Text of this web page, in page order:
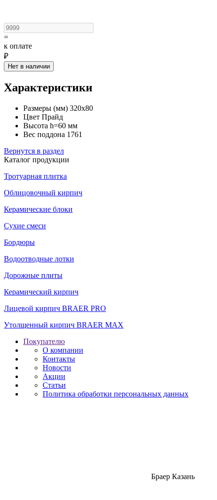
=
к оплате
₽
Нет в наличии
Характеристики
Размеры (мм) 320х80
Цвет Прайд
Высота h=60 мм
Вес поддона 1761
Вернутся в раздел
Каталог продукции
Тротуарная плитка
Облицовочный кирпич
Керамические блоки
Сухие смеси
Бордюры
Водоотводные лотки
Дорожные плиты
Керамический кирпич
Лицевой кирпич BRAER PRO
Утолщенный кирпич BRAER MAX
Покупателю
О компании
Контакты
Новости
Акции
Статьи
Политика обработки персональных данных
Браер Казань